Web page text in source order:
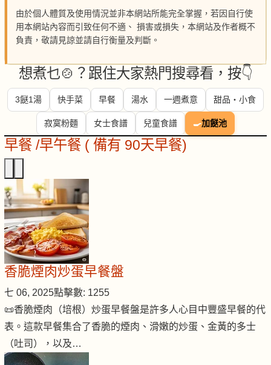
由於個人體質及使用情況並非本網站所能完全掌握，若因自行使
用本網站內容而引致任何不適、 損害或損失，本網站及作者概不
負責，敬請見諒並請自行衡量及判斷。
想煮乜🍲？跟住大家熱門搜尋看，按👇
3餸1湯 快手菜 早餐 湯水 一週煮意 甜品・小食
寂寞粉麵 女士食譜 兒童食譜 🍳加餸池
早餐 /早午餐 ( 備有 90天早餐)
香脆煙肉炒蛋早餐盤
七 06, 2025點擊數: 1255
📜香脆煙肉（培根）炒蛋早餐盤是許多人心目中豐盛早餐的代
表。這款早餐集合了香脆的煙肉、滑嫩的炒蛋、金黃的多士
（吐司），以及…